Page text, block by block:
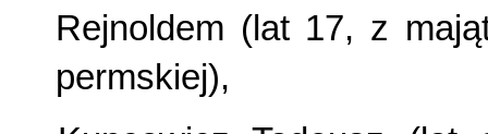
Rejnoldem (lat 17, z
permskiej),